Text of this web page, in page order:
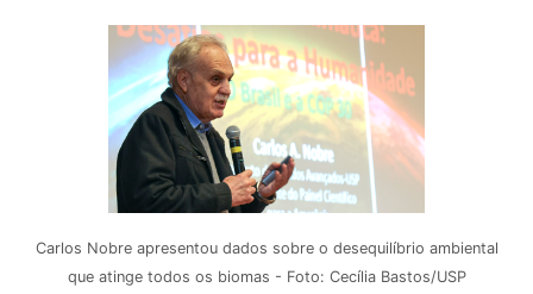
Carlos Nobre apresentou dados sobre o desequilíbrio ambiental
que atinge todos os biomas - Foto: Cecília Bastos/USP